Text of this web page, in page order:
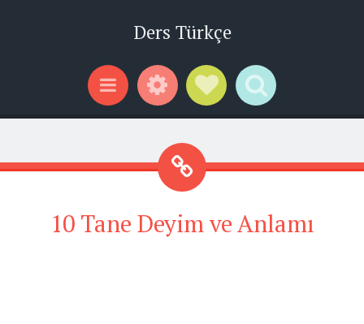
Ders Türkçe
Menu WidgetsSocial Links
Search
10 Tane Deyim ve Anlamı